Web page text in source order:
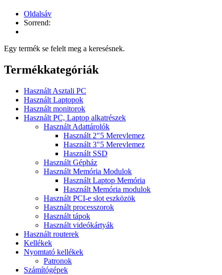
Oldalsáv
Sorrend:
Egy termék se felelt meg a keresésnek.
Termékkategóriák
Használt Asztali PC
Használt Laptopok
Használt monitorok
Használt PC, Laptop alkatrészek
Használt Adattárolók
Használt 2"5 Merevlemez
Használt 3"5 Merevlemez
Használt SSD
Használt Gépház
Használt Memória Modulok
Használt Laptop Memória
Használt Memória modulok
Használt PCI-e slot eszközök
Használt processzorok
Használt tápok
Használt videókártyák
Használt routerek
Kellékek
Nyomtató kellékek
Patronok
Számítógépek